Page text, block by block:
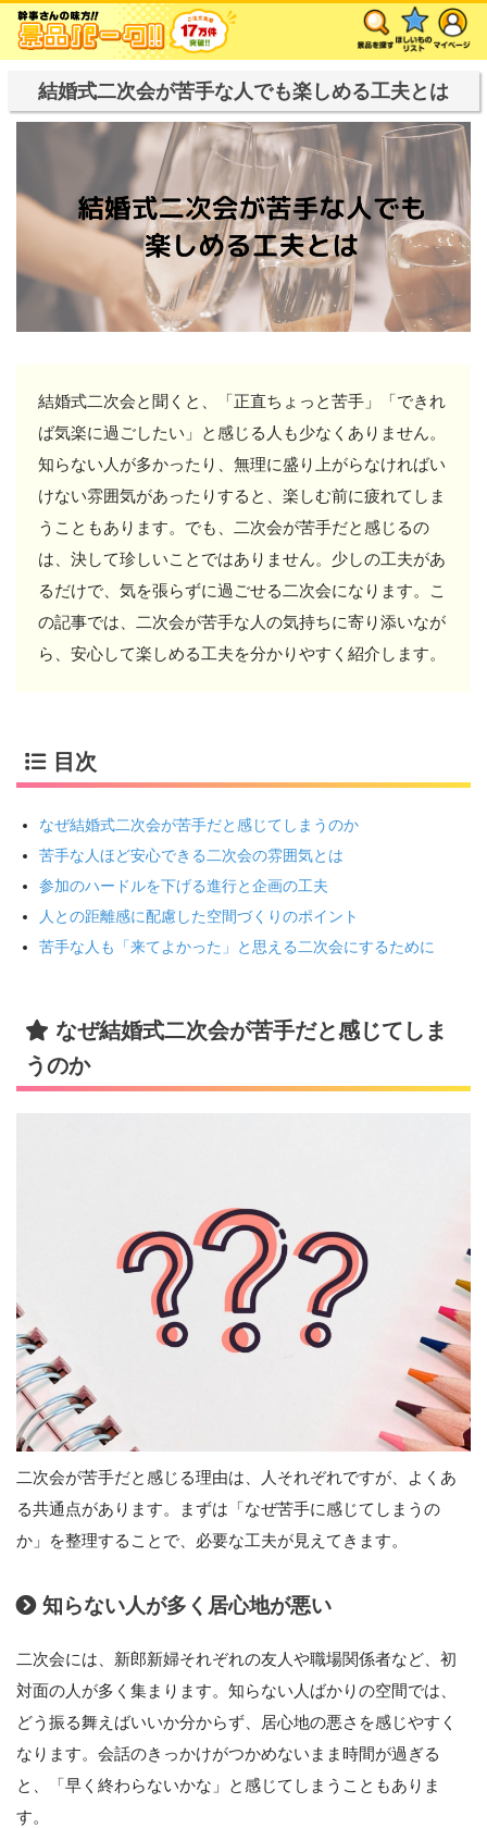
結婚式二次会が苦手な人でも楽しめる工夫とは
結婚式二次会と聞くと、「正直ちょっと苦手」「できれ
ば気楽に過ごしたい」と感じる人も少なくありません。
知らない人が多かったり、無理に盛り上がらなければい
けない雰囲気があったりすると、楽しむ前に疲れてしま
うこともあります。でも、二次会が苦手だと感じるの
は、決して珍しいことではありません。少しの工夫があ
るだけで、気を張らずに過ごせる二次会になります。こ
の記事では、二次会が苦手な人の気持ちに寄り添いなが
ら、安心して楽しめる工夫を分かりやすく紹介します。
目次
なぜ結婚式二次会が苦手だと感じてしまうのか
苦手な人ほど安心できる二次会の雰囲気とは
参加のハードルを下げる進行と企画の工夫
人との距離感に配慮した空間づくりのポイント
苦手な人も「来てよかった」と思える二次会にするために
なぜ結婚式二次会が苦手だと感じてしま
うのか
二次会が苦手だと感じる理由は、人それぞれですが、よくあ
る共通点があります。まずは「なぜ苦手に感じてしまうの
か」を整理することで、必要な工夫が見えてきます。
知らない人が多く居心地が悪い
二次会には、新郎新婦それぞれの友人や職場関係者など、初
対面の人が多く集まります。知らない人ばかりの空間では、
どう振る舞えばいいか分からず、居心地の悪さを感じやすく
なります。会話のきっかけがつかめないまま時間が過ぎる
と、「早く終わらないかな」と感じてしまうこともありま
す。